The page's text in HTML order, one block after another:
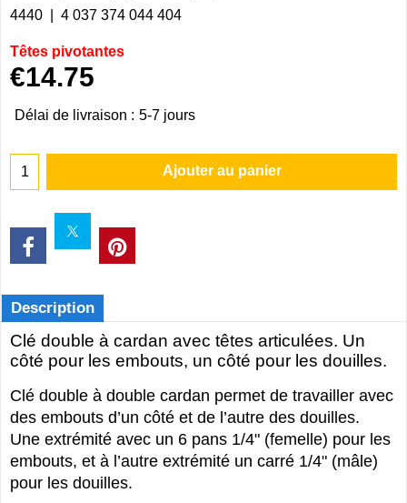
4440 4 037 374 044 404
Têtes pivotantes
€14.75
Délai de livraison : 5-7 jours
Ajouter au panier
Description
Clé double à cardan avec têtes articulées. Un
côté pour les embouts, un côté pour les douilles.
Clé double à double cardan permet de travailler avec
des embouts d’un côté et de l’autre des douilles.
Une extrémité avec un 6 pans 1/4" (femelle) pour les
embouts, et à l’autre extrémité un carré 1/4" (mâle)
pour les douilles.